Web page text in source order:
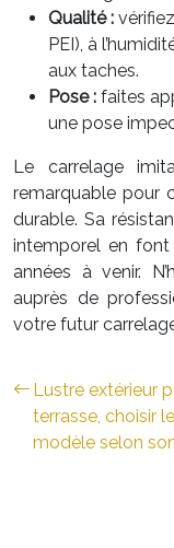
Qualité :
PEI), à
aux taches.
Pose : faites
une pose
Le carrelage
remarquable pour
durable. Sa
intemporel en font
années à venir.
auprès de
votre futur
Lustre extérieur
terrasse, choisir
modèle selon